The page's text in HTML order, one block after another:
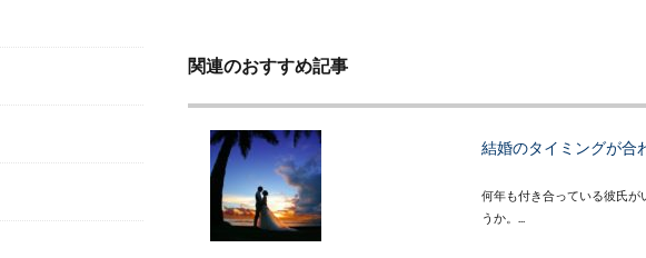
関連のおすすめ記事
結婚のタイミングが合
何年も付き合っている彼氏が
うか。...